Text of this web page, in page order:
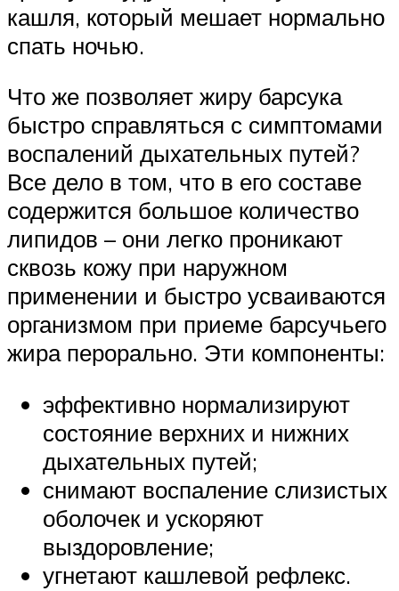
кашля, который мешает нормально
спать ночью.
Что же позволяет жиру барсука
быстро справляться с симптомами
воспалений дыхательных путей?
Все дело в том, что в его составе
содержится большое количество
липидов – они легко проникают
сквозь кожу при наружном
применении и быстро усваиваются
организмом при приеме барсучьего
жира перорально. Эти компоненты:
эффективно нормализируют
состояние верхних и нижних
дыхательных путей;
снимают воспаление слизистых
оболочек и ускоряют
выздоровление;
угнетают кашлевой рефлекс.